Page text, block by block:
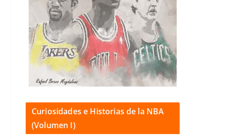
Curiosidades e Historias de la NBA
(Volumen I)